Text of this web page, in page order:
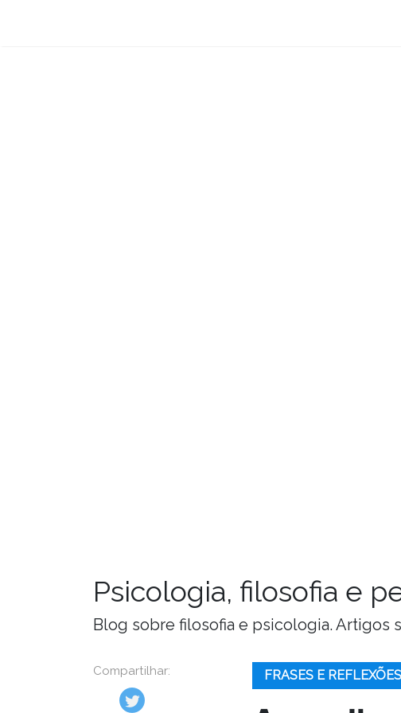
Psicologia, filosofia e
Blog sobre filosofia e psicologia. Artigos
Compartilhar: FRASES E REFLEXÕES